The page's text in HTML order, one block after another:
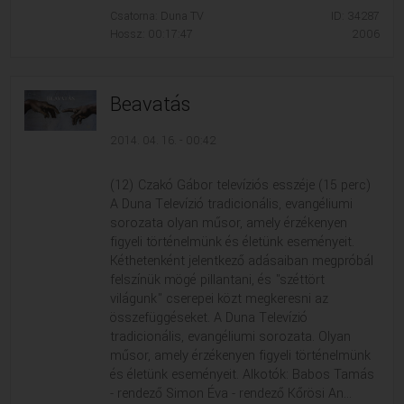
VALLÁS
VALLÁS
Csatorna: Duna TV
Hossz: 00:17:47
ID: 34287
Beavatás
2014. 04. 16. - 00:42
(12) Czakó Gábor televíziós esszéje (15 perc)
A Duna Televízió tradicionális, evangéliumi
sorozata olyan műsor, amely érzékenyen
figyeli történelmünk és életünk eseményeit.
Kéthetenként jelentkező adásaiban megpróbál
felszínük mögé pillantani, és "széttört
világunk" cserepei közt megkeresni az
összefüggéseket. A Duna Televízió
tradicionális, evangéliumi sorozata. Olyan
műsor, amely érzékenyen figyeli történelmünk
és életünk eseményeit. Alkotók: Babos Tamás
- rendező Simon Éva - rendező Kőrösi An...